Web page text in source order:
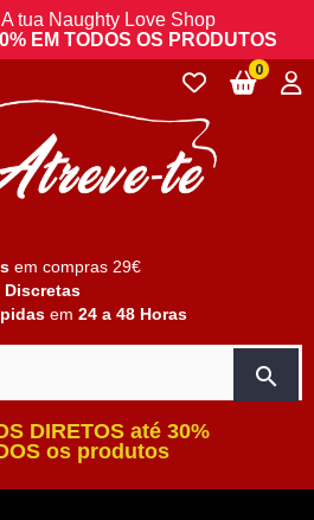
tua Naughty Love Shop
EM TODOS OS PRODUTOS
em compras 29€
Discretas
em 24 a 48 Horas
search
0
DIRETOS até 30%
os produtos